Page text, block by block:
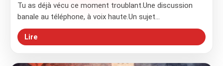
Tu as déjà vécu ce moment troublant.Une discussion
banale au téléphone, à voix haute.Un sujet…
Lire